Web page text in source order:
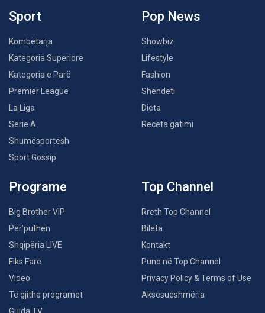
Sport
Kombëtarja
Kategoria Superiore
Kategoria e Parë
Premier League
La Liga
Serie A
Shumësportësh
Sport Gossip
Pop News
Showbiz
Lifestyle
Fashion
Shëndeti
Dieta
Receta gatimi
Programe
Big Brother VIP
Për’puthen
Shqipëria LIVE
Fiks Fare
Video
Të gjitha programet
Top Channel
Rreth Top Channel
Bileta
Kontakt
Puno në Top Channel
Privacy Policy & Terms of Use
Aksesueshmëria